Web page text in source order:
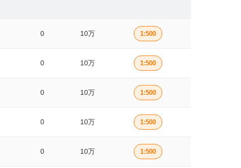
0 10万 1:500
0 10万 1:500
0 10万 1:500
0 10万 1:500
0 10万 1:500